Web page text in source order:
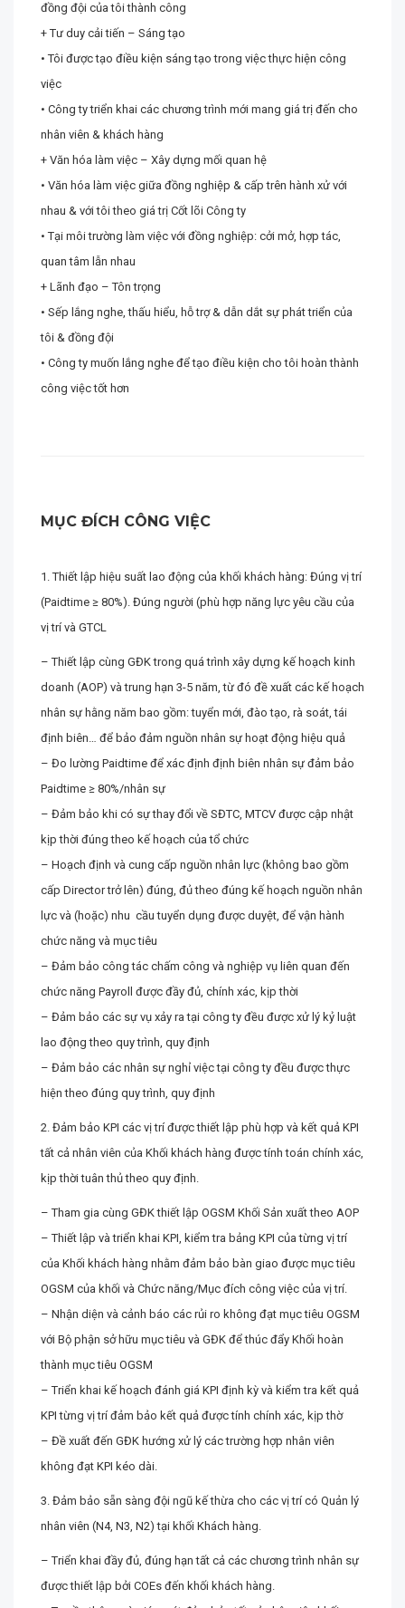
đồng đội của tôi thành công
+ Tư duy cải tiến – Sáng tạo
• Tôi được tạo điều kiện sáng tạo trong việc thực hiện công
việc
• Công ty triển khai các chương trình mới mang giá trị đến cho
nhân viên & khách hàng
+ Văn hóa làm việc – Xây dựng mối quan hệ
• Văn hóa làm việc giữa đồng nghiệp & cấp trên hành xử với
nhau & với tôi theo giá trị Cốt lõi Công ty
• Tại môi trường làm việc với đồng nghiệp: cởi mở, hợp tác,
quan tâm lẫn nhau
+ Lãnh đạo – Tôn trọng
• Sếp lắng nghe, thấu hiểu, hỗ trợ & dẫn dắt sự phát triển của
tôi & đồng đội
• Công ty muốn lắng nghe để tạo điều kiện cho tôi hoàn thành
công việc tốt hơn
MỤC ĐÍCH CÔNG VIỆC
1. Thiết lập hiệu suất lao động của khối khách hàng: Đúng vị trí
(Paidtime ≥ 80%). Đúng người (phù hợp năng lực yêu cầu của
vị trí và GTCL
– Thiết lập cùng GĐK trong quá trình xây dựng kế hoạch kinh
doanh (AOP) và trung hạn 3-5 năm, từ đó đề xuất các kế hoạch
nhân sự hằng năm bao gồm: tuyển mới, đào tạo, rà soát, tái
định biên… để bảo đảm nguồn nhân sự hoạt động hiệu quả
– Đo lường Paidtime để xác định định biên nhân sự đảm bảo
Paidtime ≥ 80%/nhân sự
– Đảm bảo khi có sự thay đổi về SĐTC, MTCV được cập nhật
kịp thời đúng theo kế hoạch của tổ chức
– Hoạch định và cung cấp nguồn nhân lực (không bao gồm
cấp Director trở lên) đúng, đủ theo đúng kế hoạch nguồn nhân
lực và (hoặc) nhu cầu tuyển dụng được duyệt, để vận hành
chức năng và mục tiêu
– Đảm bảo công tác chấm công và nghiệp vụ liên quan đến
chức năng Payroll được đầy đủ, chính xác, kịp thời
– Đảm bảo các sự vụ xảy ra tại công ty đều được xử lý kỷ luật
lao động theo quy trình, quy định
– Đảm bảo các nhân sự nghỉ việc tại công ty đều được thực
hiện theo đúng quy trình, quy định
2. Đảm bảo KPI các vị trí được thiết lập phù hợp và kết quả KPI
tất cả nhân viên của Khối khách hàng được tính toán chính xác,
kịp thời tuân thủ theo quy định.
– Tham gia cùng GĐK thiết lập OGSM Khối Sản xuất theo AOP
– Thiết lập và triển khai KPI, kiểm tra bảng KPI của từng vị trí
của Khối khách hàng nhằm đảm bảo bàn giao được mục tiêu
OGSM của khối và Chức năng/Mục đích công việc của vị trí.
– Nhận diện và cảnh báo các rủi ro không đạt mục tiêu OGSM
với Bộ phận sở hữu mục tiêu và GĐK để thúc đẩy Khối hoàn
thành mục tiêu OGSM
– Triển khai kế hoạch đánh giá KPI định kỳ và kiểm tra kết quả
KPI từng vị trí đảm bảo kết quả được tính chính xác, kịp thờ
– Đề xuất đến GĐK hướng xử lý các trường hợp nhân viên
không đạt KPI kéo dài.
3. Đảm bảo sẵn sàng đội ngũ kế thừa cho các vị trí có Quản lý
nhân viên (N4, N3, N2) tại khối Khách hàng.
– Triển khai đầy đủ, đúng hạn tất cả các chương trình nhân sự
được thiết lập bởi COEs đến khối khách hàng.